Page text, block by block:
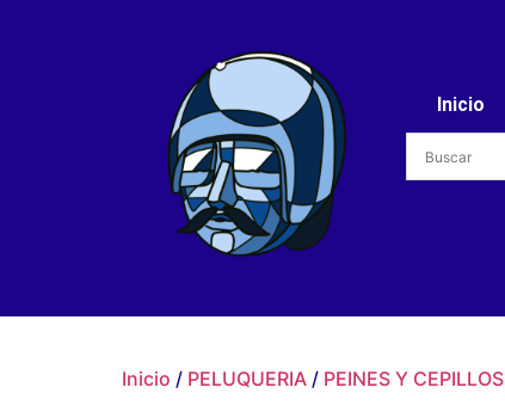
Inicio
Inicio / PELUQUERIA / PEINES Y CEPILLOS